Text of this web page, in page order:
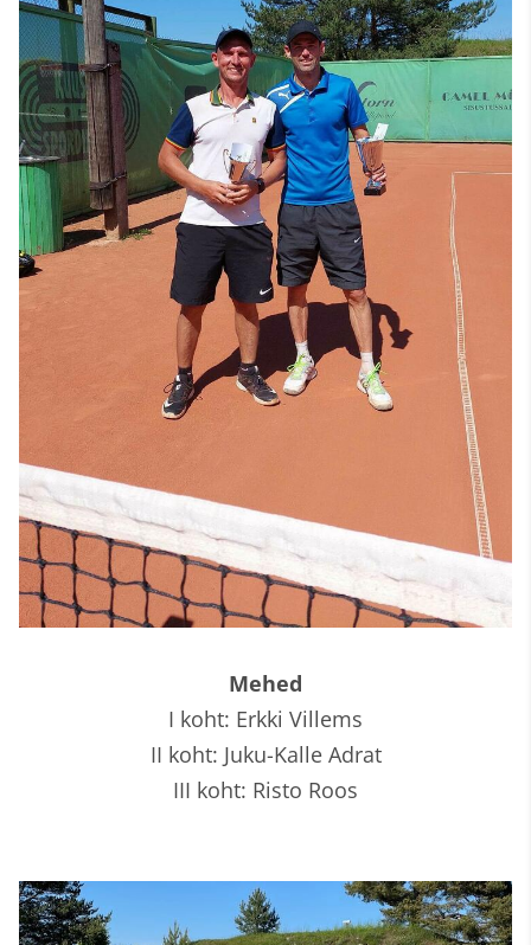
Mehed
I koht: Erkki Villems
II koht: Juku-Kalle Adrat
III koht: Risto Roos